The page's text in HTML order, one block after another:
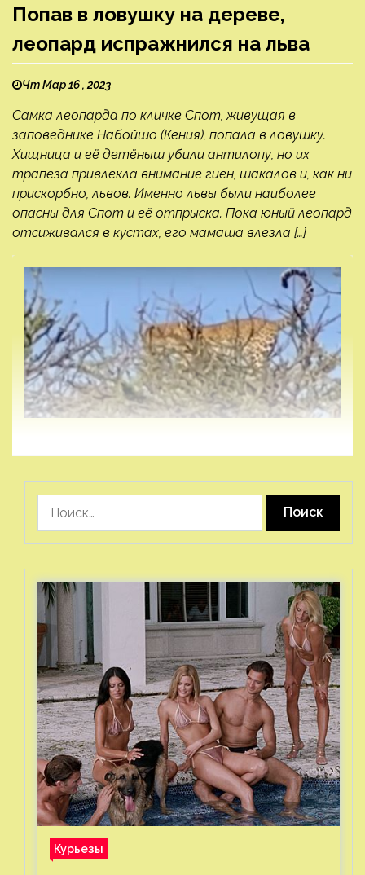
Попав в ловушку на дереве,
леопард испражнился на льва
Чт Мар 16 , 2023
Самка леопарда по кличке Спот, живущая в
заповеднике Набойшо (Кения), попала в ловушку.
Хищница и её детёныш убили антилопу, но их
трапеза привлекла внимание гиен, шакалов и, как ни
прискорбно, львов. Именно львы были наиболее
опасны для Спот и её отпрыска. Пока юный леопард
отсиживался в кустах, его мамаша влезла […]
Курьезы